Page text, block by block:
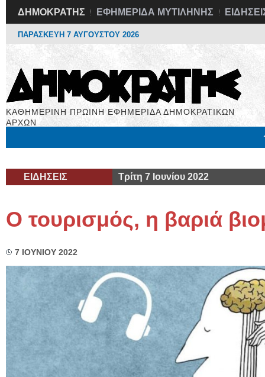
ΔΗΜΟΚΡΑΤΗΣ ΕΦΗΜΕΡΙΔΑ ΜΥΤΙΛΗΝΗΣ
ΠΑΡΑΣΚΕΥΗ 7 ΑΥΓΟΥΣΤΟΥ 2026
ΚΑΘΗΜΕΡΙΝΗ ΠΡΩΙΝΗ ΕΦΗΜΕΡΙΔΑ ΔΗΜΟΚΡΑΤΙΚΩΝ
ΑΡΧΩΝ
ΕΙΔΗΣΕΙΣ Τρίτη 7 Ιουνίου 2022
Ο τουρισμός, η βαριά
7 ΙΟΥΝΙΟΥ 2022